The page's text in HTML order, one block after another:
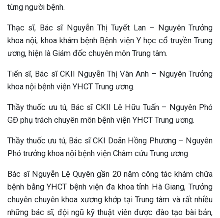
từng người bệnh.
Thạc sĩ, Bác sĩ Nguyễn Thị Tuyết Lan – Nguyên Trưởng
khoa nội, khoa khám bệnh Bệnh viện Y học cổ truyền Trung
ương, hiện là Giám đốc chuyên môn Trung tâm.
Tiến sĩ, Bác sĩ CKII Nguyễn Thị Vân Anh – Nguyên Trưởng
khoa nội bệnh viện YHCT Trung ương.
Thầy thuốc ưu tú, Bác sĩ CKII Lê Hữu Tuấn – Nguyên Phó
GĐ phụ trách chuyên môn bệnh viện YHCT Trung ương.
Thầy thuốc ưu tú, Bác sĩ CKI Doãn Hồng Phương – Nguyên
Phó trưởng khoa nội bệnh viện Châm cứu Trung ương
Bác sĩ Nguyễn Lệ Quyên gần 20 năm công tác khám chữa
bệnh bằng YHCT bệnh viện đa khoa tỉnh Hà Giang, Trưởng
chuyên chuyên khoa xương khớp tại Trung tâm và rất nhiều
những bác sĩ, đội ngũ kỹ thuật viên được đào tạo bài bản,